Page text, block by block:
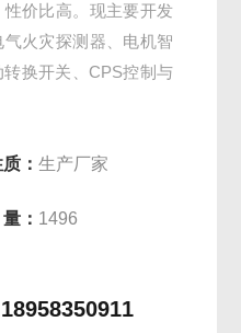
价比高。现主要开发
火灾探测器、电机智
换开关、CPS控制与
质：生产厂家
： 1496
18958350911